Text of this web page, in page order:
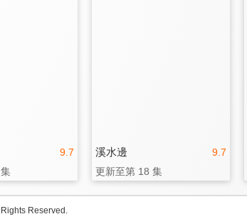
9.7 9.7
溪水邊
更新至第 18 集
Reserved.